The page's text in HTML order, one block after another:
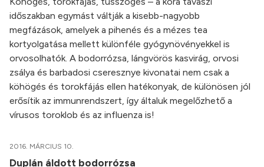
időszakban egymást váltják a kisebb-nagyobb
megfázások, amelyek a pihenés és a mézes tea
kortyolgatása mellett különféle gyógynövényekkel is
orvosolhatók. A bodorrózsa, lángvörös kasvirág, orvosi
zsálya és barbadosi cseresznye kivonatai nem csak a
köhögés és torokfájás ellen hatékonyak, de különösen jól
erősítik az immunrendszert, így általuk megelőzhető a
vírusos toroklob és az influenza is!
2016. MÁRCIUS 10.
Duplán áldott bodorrózsa